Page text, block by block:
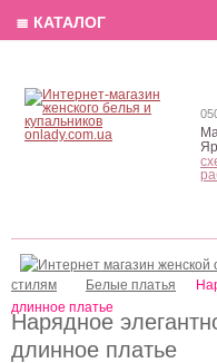
Нарядное
длинное платье
стилям
Белые платья
длинное платье
≣ КАТАЛОГ